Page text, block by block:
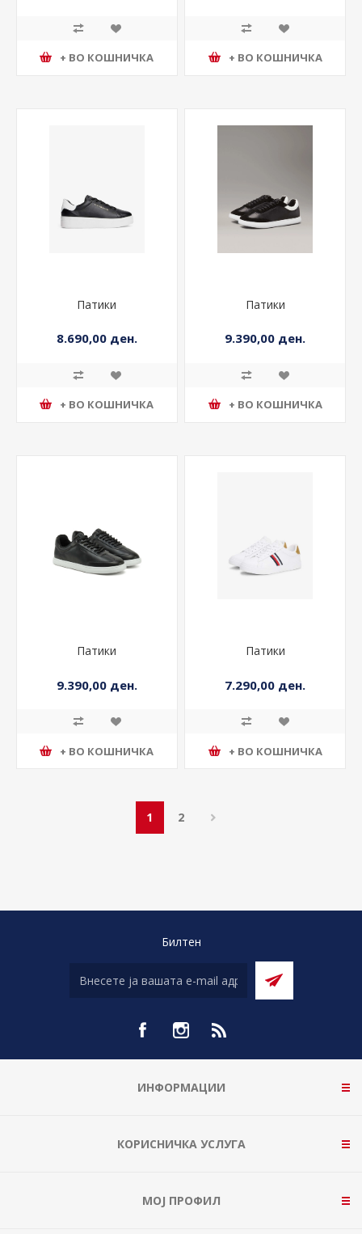
+ ВО КОШНИЧКА + ВО КОШНИЧКА
Патики
8.690,00 ден.
+ ВО КОШНИЧКА
Патики
9.390,00 ден.
+ ВО КОШНИЧКА
Патики
9.390,00 ден.
+ ВО КОШНИЧКА
Патики
7.290,00 ден.
+ ВО КОШНИЧКА
1 2
Билтен
ИНФОРМАЦИИ
КОРИСНИЧКА УСЛУГА
МОЈ ПРОФИЛ